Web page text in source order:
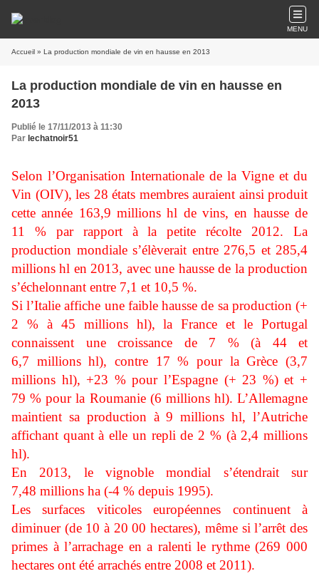
MENU
Accueil » La production mondiale de vin en hausse en 2013
La production mondiale de vin en hausse en
2013
Publié le 17/11/2013 à 11:30
Par lechatnoir51
Selon l’Organisation Internationale de la Vigne et du
Vin (OIV), les 28 états membres auraient ainsi produit
cette année 163,9 millions hl de vins, en hausse de
11 % par rapport à la petite récolte 2012. La
production mondiale s’élèverait entre 276,5 et 285,4
millions hl en 2013, avec une hausse de la production
s’échelonnant entre 7,1 et 10,5 %.
Si l’Italie affiche une faible hausse de sa production (+
2 % à 45 millions hl), la France et le Portugal
connaissent une croissance de 7 % (à 44 et
6,7 millions hl), contre 17 % pour la Grèce (3,7
millions hl), +23 % pour l’Espagne (+ 23 %) et +
79 % pour la Roumanie (6 millions hl). L’Allemagne
maintient sa production à 9 millions hl, l’Autriche
affichant quant à elle un repli de 2 % (à 2,4 millions
hl).
En 2013, le vignoble mondial s’étendrait sur
7,48 millions ha (-4 % depuis 1995).
Les surfaces viticoles européennes continuent à
diminuer (de 10 à 20 00 hectares), même si l’arrêt des
primes à l’arrachage en a ralenti le rythme (269 000
hectares ont été arrachés entre 2008 et 2011).